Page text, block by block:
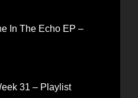
In The Echo EP –
31 – Playlist